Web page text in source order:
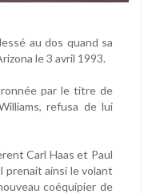
au dos quand sa
le 3 avril 1993.
par le titre de
refusa de lui
Carl Haas et Paul
prenait ainsi le volant
coéquipier de